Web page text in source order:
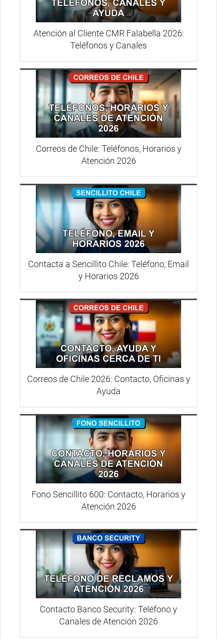
Atención al Cliente CMR Falabella 2026:
Teléfonos y Canales
Correos de Chile: Teléfonos, Horarios y
Atención 2026
Contacta a Sencillito Chile: Teléfono, Email
y Horarios 2026
Correos de Chile 2026: Contacto, Oficinas y
Ayuda
Fono Sencillito 600: Contacto, Horarios y
Atención 2026
Contacto Banco Security: Teléfono y
Canales de Atención 2026